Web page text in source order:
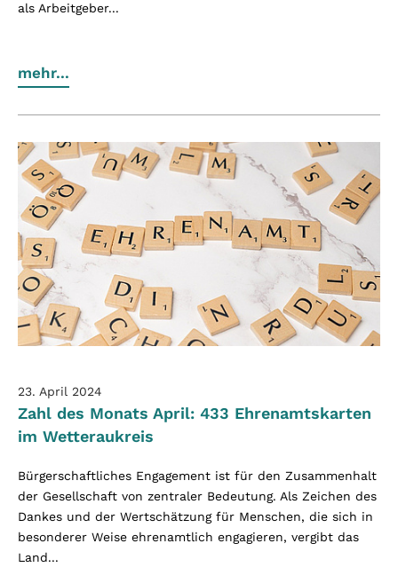
als Arbeitgeber...
mehr...
23. April 2024
Zahl des Monats April: 433 Ehrenamtskarten
im Wetteraukreis
Bürgerschaftliches Engagement ist für den Zusammenhalt
der Gesellschaft von zentraler Bedeutung. Als Zeichen des
Dankes und der Wertschätzung für Menschen, die sich in
besonderer Weise ehrenamtlich engagieren, vergibt das
Land...